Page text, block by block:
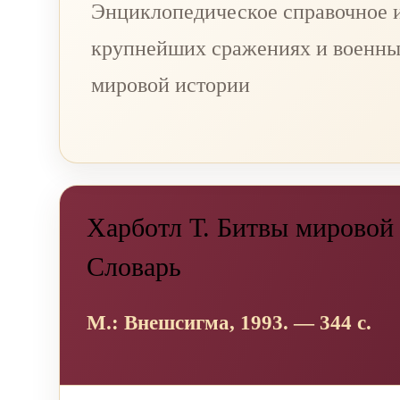
Энциклопедическое справочное
крупнейших сражениях и
мировой истории
Харботл Т. Битвы мировой
Словарь
М.: Внешсигма, 1993. — 344 с.